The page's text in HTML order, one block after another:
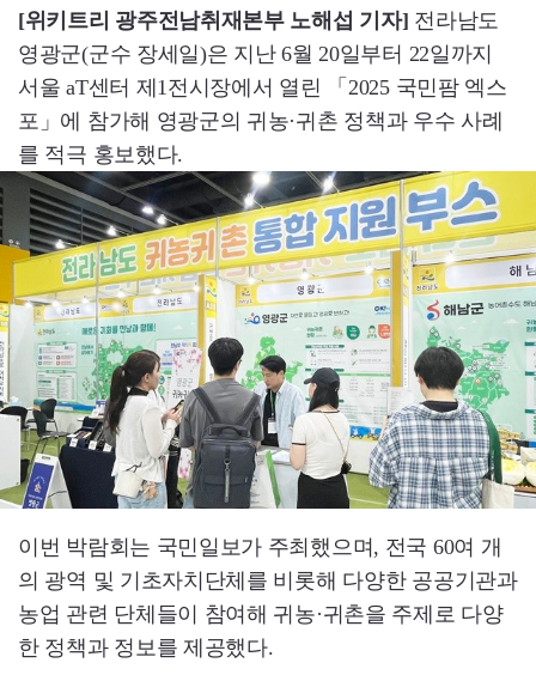
[위키트리 광주전남취재본부 노해섭 기자] 전라남도
영광군(군수 장세일)은 지난 6월 20일부터 22일까지
서울 aT센터 제1전시장에서 열린 「2025 국민팜 엑스
포」에 참가해 영광군의 귀농·귀촌 정책과 우수 사례
를 적극 홍보했다.
이번 박람회는 국민일보가 주최했으며, 전국 60여 개
의 광역 및 기초자치단체를 비롯해 다양한 공공기관과
농업 관련 단체들이 참여해 귀농·귀촌을 주제로 다양
한 정책과 정보를 제공했다.